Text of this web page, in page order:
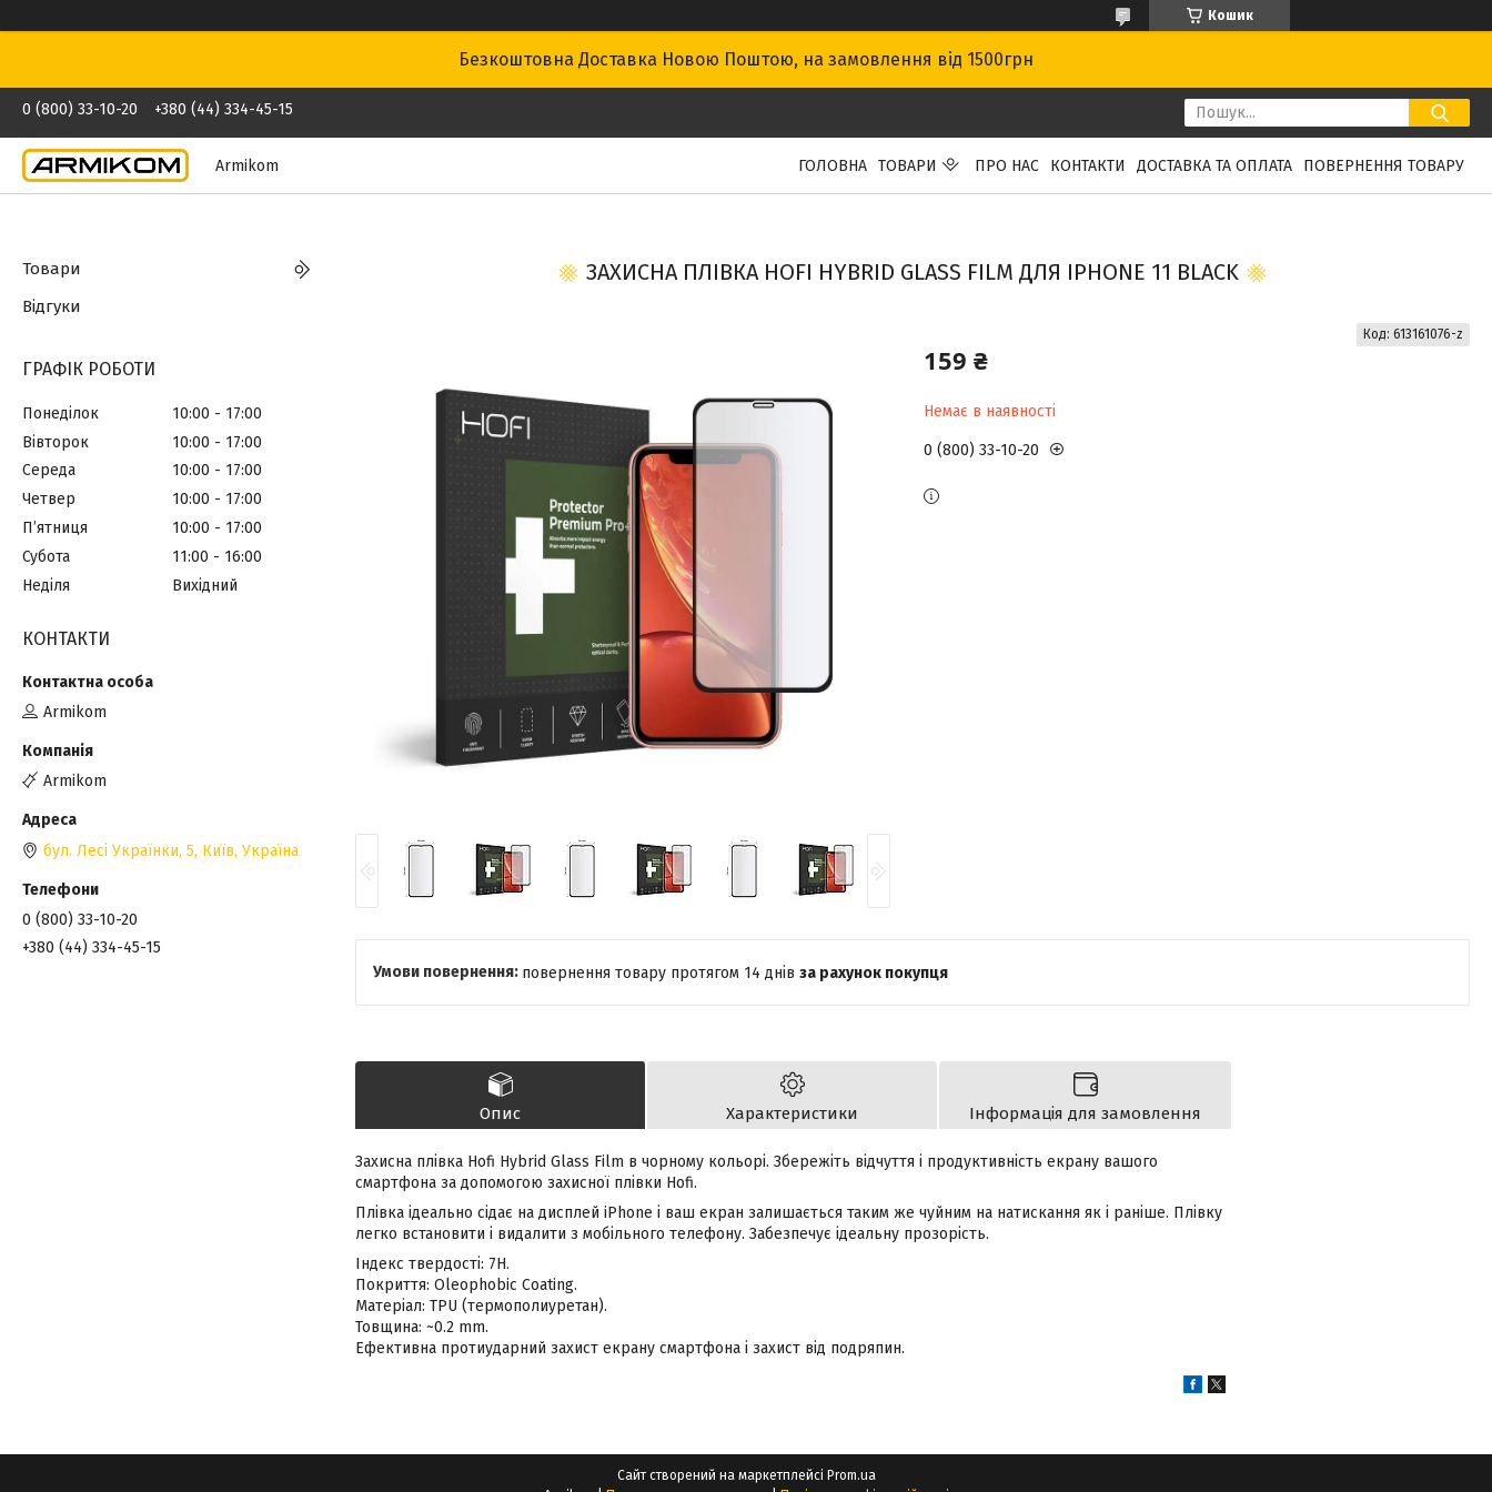
Кошик
Безкоштовна Доставка Новою Поштою, на замовлення від 1500грн
0 (800) 33-10-20 +380 (44) 334-45-15
Armikom ГОЛОВНА ТОВАРИ ПРО НАС КОНТАКТИ ДОСТАВКА ТА ОПЛАТА ПОВЕРНЕННЯ ТОВАРУ
ЗАХИСНА ПЛІВКА HOFI HYBRID GLASS FILM ДЛЯ IPHONE 11 BLACK
159 ₴
Немає в наявності
Код: 613161076-z
0 (800) 33-10-20
повернення товару протягом 14 днів за рахунок покупця
Опис Характеристики Інформація для замовлення
Захисна плівка Hofi Hybrid Glass Film в чорному кольорі. Збережіть відчуття і продуктивність екрану вашого
смартфона за допомогою захисної плівки Hofi.
Плівка ідеально сідає на дисплей iPhone і ваш екран залишається таким же чуйним на натискання як і раніше. Плівку
легко встановити і видалити з мобільного телефону. Забезпечує ідеальну прозорість.
Індекс твердості: 7H.
Покриття: Oleophobic Coating.
Матеріал: TPU (термополиуретан).
Товщина: ~0.2 mm.
Ефективна протиударний захист екрану смартфона і захист від подряпин.
Товари
Відгуки
ГРАФІК РОБОТИ
Понеділок 10:00
17:00
Вівторок
10:00
17:00
Середа
10:00
17:00
Четвер
10:00
17:00
Пʼятниця
10:00
17:00
Субота
11:00
16:00
Неділя
Вихідний
КОНТАКТИ
Armikom
Armikom
бул. Лесі Українки, 5, Київ, Україна
0 (800) 33-10-20
+380 (44) 334-45-15
Сайт створений на маркетплейсі Prom.ua